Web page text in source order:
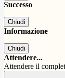
Successo
Chiudi
Informazione
Chiudi
Attendere...
Attendere il